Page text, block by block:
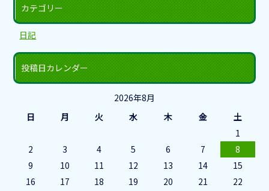
カテゴリー
日記
投稿日カレンダー
2026年8月
日
月 火 水 木 金
土
1
2
3 4 5 6 7
8
9
10 11 12 13 14
15
16
17 18 19 20 21 22